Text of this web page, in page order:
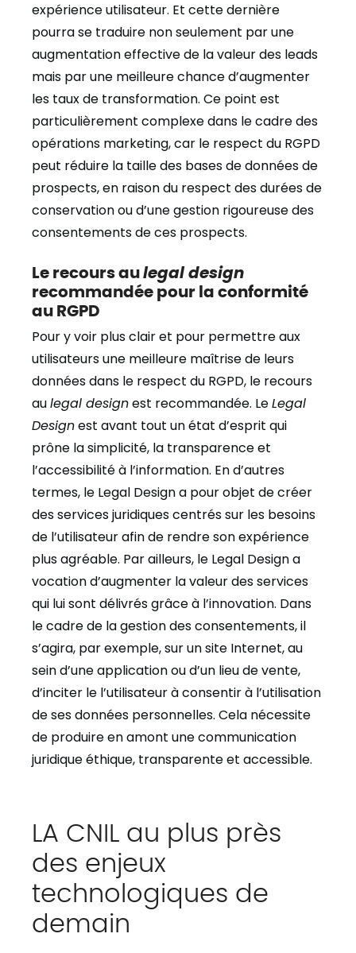
expérience utilisateur. Et cette dernière
pourra se traduire non seulement par une
augmentation effective de la valeur des leads
mais par une meilleure chance d’augmenter
les taux de transformation. Ce point est
particulièrement complexe dans le cadre des
opérations marketing, car le respect du RGPD
peut réduire la taille des bases de données de
prospects, en raison du respect des durées de
conservation ou d’une gestion rigoureuse des
consentements de ces prospects.
Le recours aulegal design
recommandée pour la conformité
au RGPD
Pour y voir plus clair et pour permettre aux
utilisateurs une meilleure maîtrise de leurs
données dans le respect du RGPD, le recours
aulegal designest recommandée. LeLegal
Designest avant tout un état d’esprit qui
prône la simplicité, la transparence et
l’accessibilité à l’information. En d’autres
termes, le Legal Design a pour objet de créer
des services juridiques centrés sur les besoins
de l’utilisateur afin de rendre son expérience
plus agréable. Par ailleurs, le Legal Design a
vocation d’augmenter la valeur des services
qui lui sont délivrés grâce à l’innovation. Dans
le cadre de la gestion des consentements, il
s’agira, par exemple, sur un site Internet, au
sein d’une application ou d’un lieu de vente,
d’inciter le l’utilisateur à consentir à l’utilisation
de ses données personnelles. Cela nécessite
de produire en amont une communication
juridique éthique, transparente et accessible.
LA CNIL au plus près
des enjeux
technologiques de
demain